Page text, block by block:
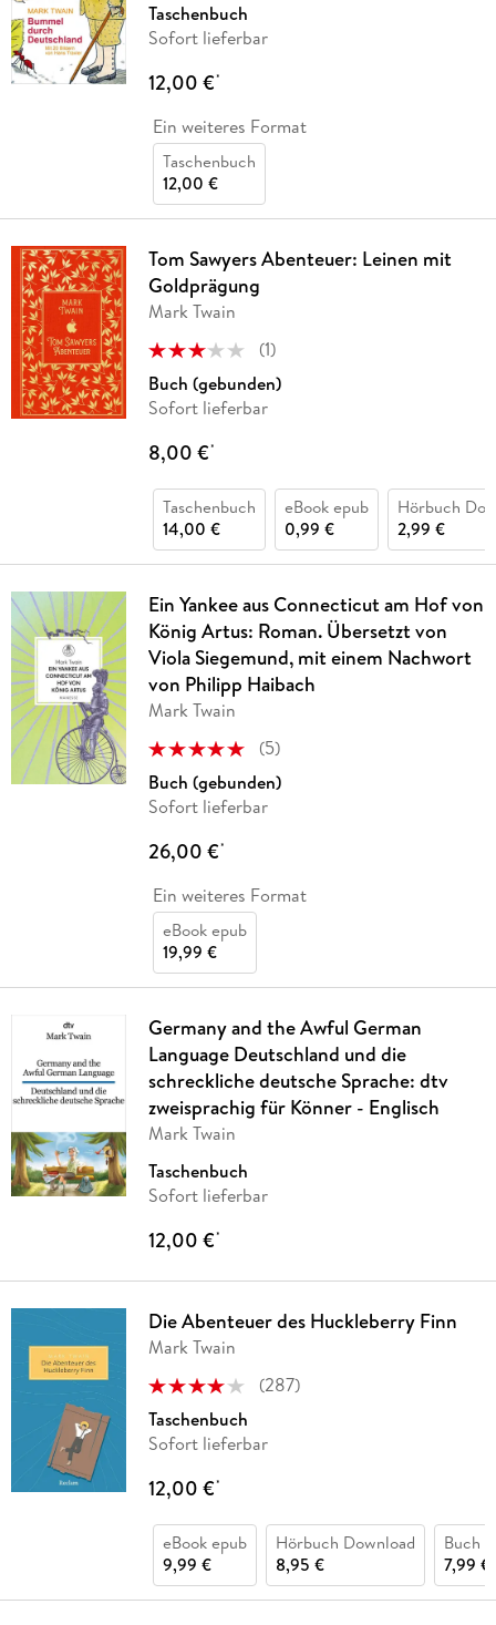
Taschenbuch
Sofort lieferbar
12,00 €*
Ein weiteres Format
Taschenbuch
12,00 €
Tom Sawyers Abenteuer: Leinen mit
Goldprägung
Mark Twain
(1)
Buch (gebunden)
Sofort lieferbar
8,00 €*
Taschenbuch
14,00 €
eBook epub
0,99 €
Hörbuch
2,99 €
Ein Yankee aus Connecticut am Hof von
König Artus: Roman. Übersetzt von
Viola Siegemund, mit einem Nachwort
von Philipp Haibach
Mark Twain
(5)
Buch (gebunden)
Sofort lieferbar
26,00 €*
Ein weiteres Format
eBook epub
19,99 €
Germany and the Awful German
Language Deutschland und die
schreckliche deutsche Sprache: dtv
zweisprachig für Könner - Englisch
Mark Twain
Taschenbuch
Sofort lieferbar
12,00 €*
Die Abenteuer des Huckleberry Finn
Mark Twain
(287)
Taschenbuch
Sofort lieferbar
12,00 €*
eBook epub
9,99 €
Hörbuch Download
8,95 €
Buch
7,99 €